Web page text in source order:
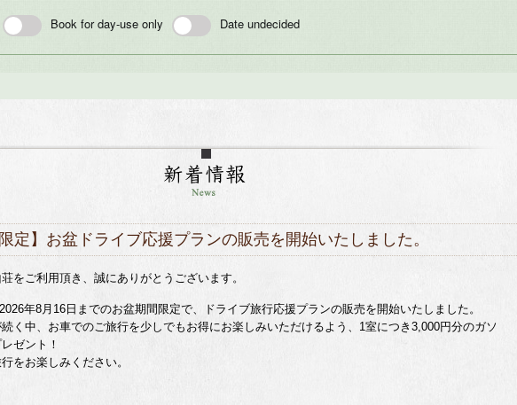
Book for day-use only Date undecided
限定】お盆ドライブ応援プランの販売を開始いたしました。
をご利用頂き、誠にありがとうございます。
年8月16日までのお盆期間限定で、ドライブ旅行応援プランの販売を開始いたしました。
く中、お車でのご旅行を少しでもお得にお楽しみいただけるよう、1室につき3,000円分のガソ
ゼント！
をお楽しみください。